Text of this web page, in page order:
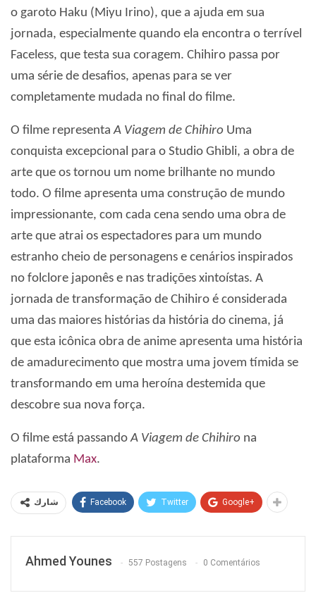
o garoto Haku (Miyu Irino), que a ajuda em sua
jornada, especialmente quando ela encontra o terrível
Faceless, que testa sua coragem. Chihiro passa por
uma série de desafios, apenas para se ver
completamente mudada no final do filme.
O filme representaA Viagem de Chihiro Uma
conquista excepcional para o Studio Ghibli, a obra de
arte que os tornou um nome brilhante no mundo
todo. O filme apresenta uma construção de mundo
impressionante, com cada cena sendo uma obra de
arte que atrai os espectadores para um mundo
estranho cheio de personagens e cenários inspirados
no folclore japonês e nas tradições xintoístas. A
jornada de transformação de Chihiro é considerada
uma das maiores histórias da história do cinema, já
que esta icônica obra de anime apresenta uma história
de amadurecimento que mostra uma jovem tímida se
transformando em uma heroína destemida que
descobre sua nova força.
O filme está passandoA Viagem de Chihiro na
plataforma Max.
شارك Facebook Twitter Google+
Ahmed Younes 557 Postagens 0 Comentários